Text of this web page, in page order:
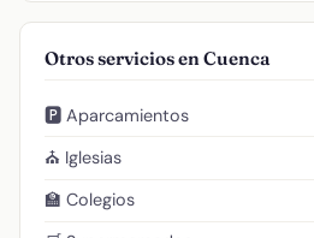
Otros servicios en Cuenca
🅿️ Aparcamientos
⛪ Iglesias
🏫 Colegios